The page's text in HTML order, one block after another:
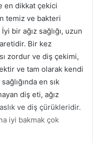
en dikkat çekici
temiz ve bakteri
bir ağız sağlığı, uzun
Bir kez
zordur ve diş çekimi,
ve tam olarak kendi
en sık
diş eti, ağız
ve diş çürükleridir.
iyi bakmak çok